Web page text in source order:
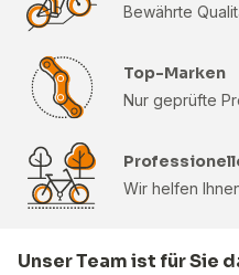
Bewährte
Top-Marken
Nur geprüfte
Wir helfen
Unser Team ist für Sie